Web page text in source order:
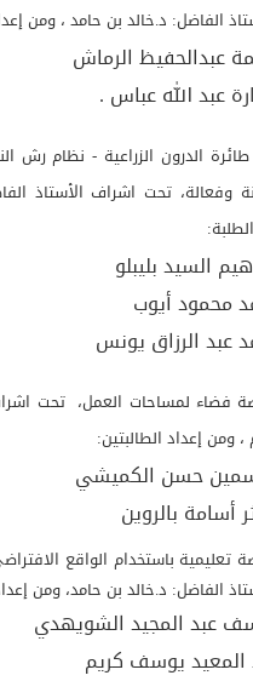
الفاضل: د.خالد بن حامد ، ومن
عبدالحفيظ الرماش
عبد الله عباس .
الزراعية - نظام رش
وفعالة، تحت اشراف الأستاذ
السيد بليبلو
محمود أيوب
عبد الرزاق يونس
لمساحات العمل، تحت اشراف
ومن إعداد الطالبتين:
حسن الكميشي
أسامة بالروين
الفاضل: د.خالد بن حامد، ومن
عبد المجيد الشويهدي
المعيد يوسف كريم